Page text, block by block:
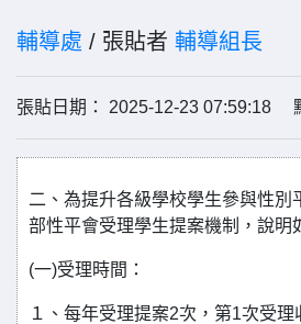
輔導處 / 張貼者 輔導組長
張貼日期： 2025-12-23 07:59:18
二、為提升各級學校學生參與性別
部性平會受理學生提案機制，說明
(一)受理時間：
１、每年受理提案2次，第1次受